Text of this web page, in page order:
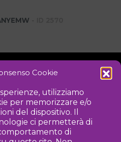
Cookie
utilizziamo
per memorizzare e/o
del dispositivo. Il
ci permetterà di
di
POLICY